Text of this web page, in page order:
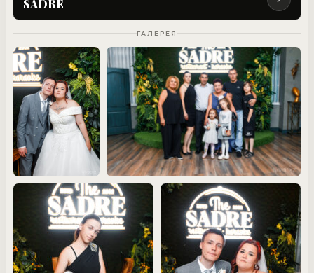
SADRE
ГАЛЕРЕЯ